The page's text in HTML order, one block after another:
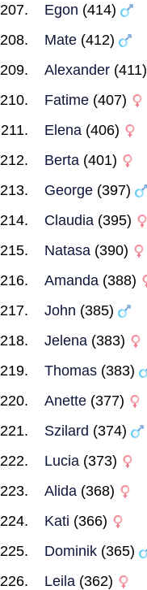
Egon (414)
Mate (412)
Alexander (411)
Fatime (407)
Elena (406)
Berta (401)
George (397)
Claudia (395)
Natasa (390)
Amanda (388)
John (385)
Jelena (383)
Thomas (383)
Anette (377)
Szilard (374)
Lucia (373)
Alida (368)
Kati (366)
Dominik (365)
Leila (362)